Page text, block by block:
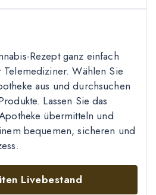
Rezept ganz einfach
Wählen Sie
aus und durchsuchen
Lassen Sie das
übermitteln und
bequemen, sicheren und
Livebestand